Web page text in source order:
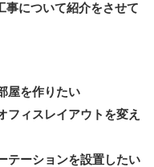
事について紹介をさせて
屋を作りたい
ィスレイアウトを変え
テーションを設置したい